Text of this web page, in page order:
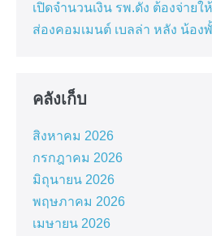
เปิดจำนวนเงิน รพ.ดัง ต้องจ่าย
ส่องคอมเมนต์ เบลล่า หลัง น้อ
คลังเก็บ
สิงหาคม 2026
กรกฎาคม 2026
มิถุนายน 2026
พฤษภาคม 2026
เมษายน 2026